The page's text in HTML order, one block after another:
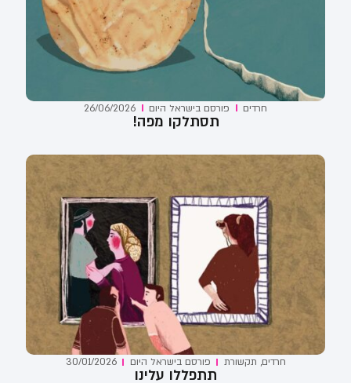
חרדים פורסם בישראל היום 26/06/2026
תסתלקו מפה!
חרדים, תקשורת פורסם בישראל היום 30/01/2026
תתפללו עלינו